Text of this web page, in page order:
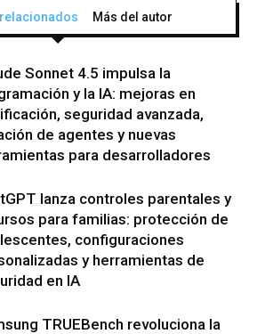
Más del autor
Sonnet 4.5 impulsa la
y la IA: mejoras en
seguridad avanzada,
de agentes y nuevas
para desarrolladores
lanza controles parentales y
para familias: protección de
configuraciones
y herramientas de
en IA
TRUEBench revoluciona la